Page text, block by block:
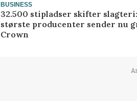
BUSINESS
32.500 stipladser skifter
største producenter sender nu
Crown